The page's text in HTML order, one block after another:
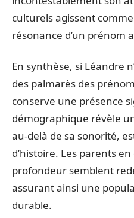
culturels agissent
résonance d’un prénom
En synthèse, si Léandre
des palmarès des
conserve une présence
démographique révèle
au-delà de sa sonorité,
d’histoire. Les parents
profondeur semblent
assurant ainsi une
durable.